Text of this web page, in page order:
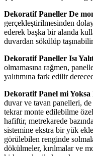
Dekoratif Paneller De
gerçekleştirilmesinden
ederek başka bir alanda
duvardan sökülüp
Dekoratif Paneller Isı
olmamasına rağmen,
yalıtımına fark edilir
Dekoratif Panel mi Yoksa
duvar ve tavan panelleri,
tekrar monte edilebilme
hafiftir, metrekarede bazında
sistemine ekstra bir yük
görülebilen renginde
dökülmeler, kırılmalar ve